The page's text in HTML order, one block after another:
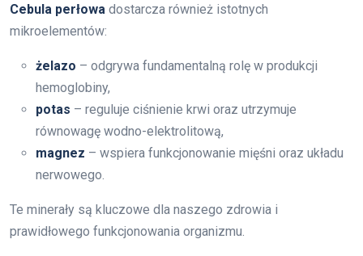
Cebula perłowa dostarcza również istotnych
mikroelementów:
żelazo – odgrywa fundamentalną rolę w produkcji
hemoglobiny,
potas – reguluje ciśnienie krwi oraz utrzymuje
równowagę wodno-elektrolitową,
magnez – wspiera funkcjonowanie mięśni oraz układu
nerwowego.
Te minerały są kluczowe dla naszego zdrowia i
prawidłowego funkcjonowania organizmu.